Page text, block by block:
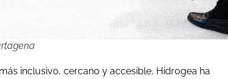
inclusivo, cercano y accesible, Hidrogea ha